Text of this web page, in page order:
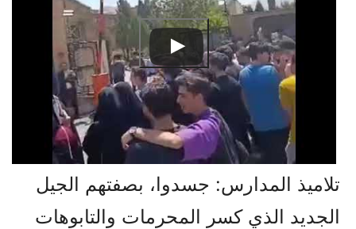
تلاميذ المدارس: جسدوا، بصفتهم الجيل
الجديد الذي كسر المحرمات والتابوهات